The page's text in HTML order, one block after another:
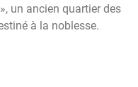
un ancien quartier des
à la noblesse.